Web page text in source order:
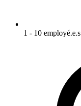
1 - 10 employé.e.s